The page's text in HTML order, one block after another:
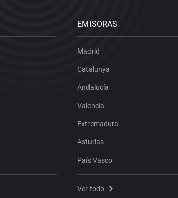
EMISORAS
Madrid
Catalunya
Andalucía
Valencia
Extremadura
Asturias
País Vasco
Ver todo